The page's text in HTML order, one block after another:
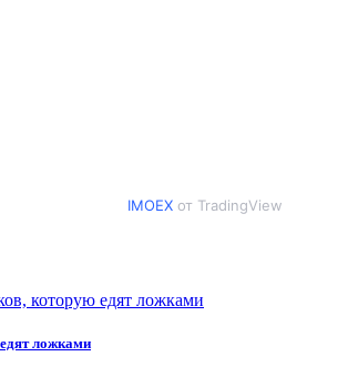
IMOEX от TradingView
ложками